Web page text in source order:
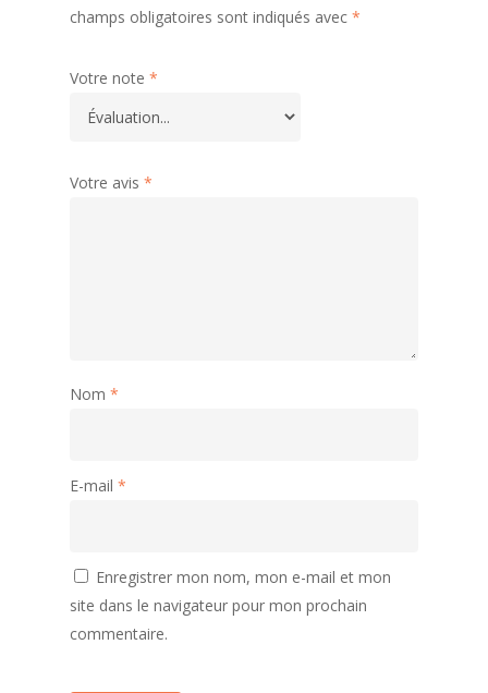
champs obligatoires sont indiqués avec *
Votre note *
Votre avis *
Nom *
E-mail *
Enregistrer mon nom, mon e-mail et mon
site dans le navigateur pour mon prochain
commentaire.